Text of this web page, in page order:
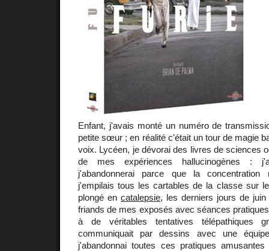
Enfant, j'avais monté un numéro de
petite sœur ; en réalité c'était un tour de magie
voix. Lycéen, je dévorai des livres de sciences
de mes expériences hallucinogènes :
j'abandonnerai parce que la concentration
j'empilais tous les cartables de la classe sur
plongé en catalepsie, les derniers jours de
friands de mes exposés avec séances
à de véritables tentatives télépathiques
communiquait par dessins avec une
j'abandonnai toutes ces pratiques